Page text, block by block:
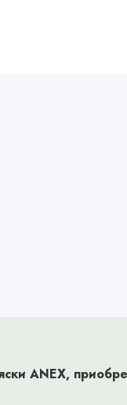
ANEX,